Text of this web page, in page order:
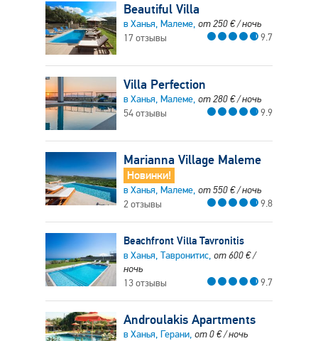
Beautiful Villa
в Ханья, Малеме, от250€/ ночь
17 отзывы
9.7
Villa Perfection
в Ханья, Малеме, от280€/ ночь
54 отзывы
9.9
Marianna Village Maleme
Новинки!
в Ханья, Малеме, от550€/ ночь
2 отзывы
9.8
Beachfront Villa Tavronitis
в Ханья, Тавронитис, от600€/
ночь
13 отзывы
9.7
Androulakis Apartments
в Ханья, Герани, от0€/ ночь